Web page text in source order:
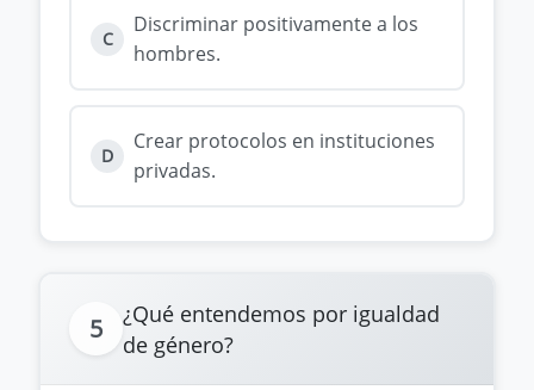
C
Discriminar positivamente a los
hombres.
D
Crear protocolos en instituciones
privadas.
5
¿Qué entendemos por igualdad
de género?